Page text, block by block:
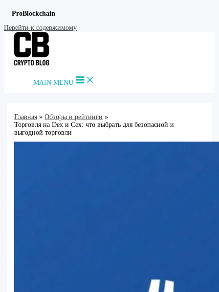
ProBlockchain
Перейти к содержимому
MAIN MENU
Главная
Обзоры и рейтинги
Торговля на Dex и Cex: что выбрать для безопасной и
выгодной торговли